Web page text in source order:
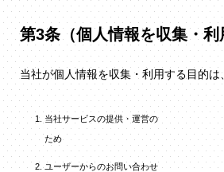
第3条（個人情報を収集・利
当社が個人情報を収集・利用する目的は
当社サービスの提供・運営の
ため
ユーザーからのお問い合わせ